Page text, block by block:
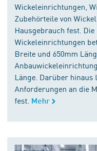
Wickeleinrichtungen,
Zubehörteile von
Hausgebrauch fest.
Wickeleinrichtungen
Breite und 650mm
Länge. Darüber hinaus
Anforderungen an die
fest. Mehr